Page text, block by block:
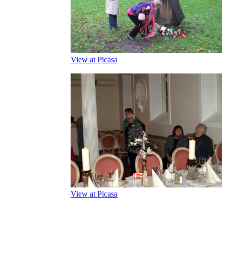
View at Picasa
View at Picasa